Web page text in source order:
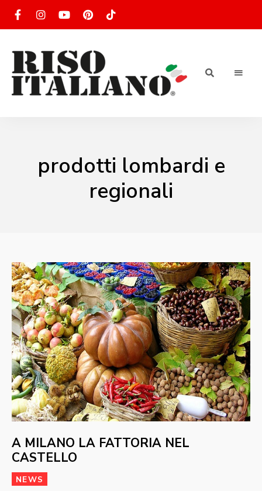
Ricettario
di ricette
prodotti lombardi e
regionali
A MILANO LA FATTORIA NEL
CASTELLO
NEWS